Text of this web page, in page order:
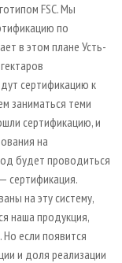
FSC. Мы
по
в этом плане Усть-
сертификацию к
заниматься теми
сертификацию, и
на
будет проводиться
сертификация.
на эту систему,
наша продукция,
если появится
и доля реализации